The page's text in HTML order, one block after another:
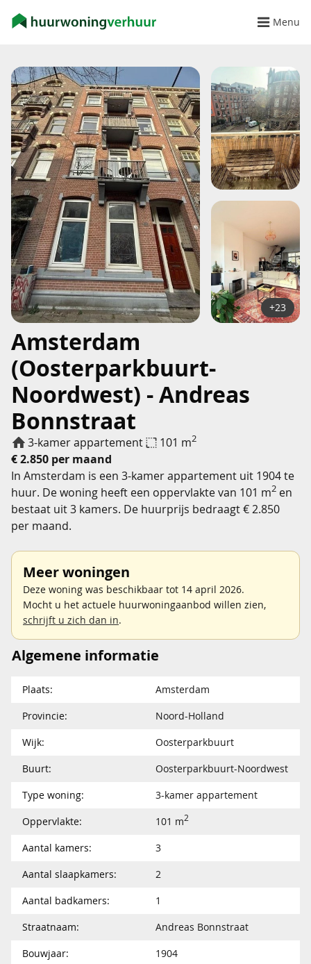
Menu
Amsterdam
(Oosterparkbuurt-
Noordwest) - Andreas
Bonnstraat
3-kamer appartement 101 m2
€ 2.850 per maand
+23
In Amsterdam is een 3-kamer appartement uit 1904 te
huur. De woning heeft een oppervlakte van 101 m2 en
bestaat uit 3 kamers. De huurprijs bedraagt € 2.850
per maand.
Meer woningen
Deze woning was beschikbaar tot 14 april 2026.
Mocht u het actuele huurwoningaanbod willen zien,
schrijft u zich dan in.
Algemene informatie
Plaats:
Amsterdam
Provincie:
Noord-Holland
Wijk:
Oosterparkbuurt
Buurt:
Oosterparkbuurt-Noordwest
Type woning:
3-kamer appartement
Oppervlakte:
101 m2
Aantal kamers:
3
Aantal slaapkamers:
2
Aantal badkamers:
1
Straatnaam:
Andreas Bonnstraat
Bouwjaar:
1904